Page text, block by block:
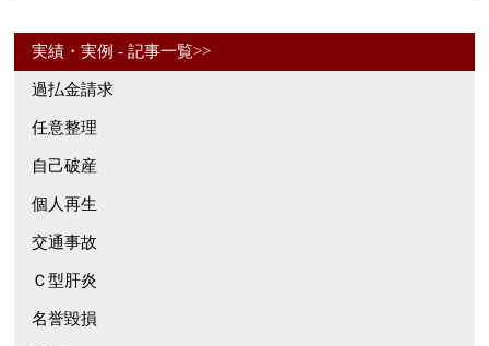
実績・実例 - 記事一覧>>
過払金請求
任意整理
自己破産
個人再生
交通事故
Ｃ型肝炎
名誉毀損